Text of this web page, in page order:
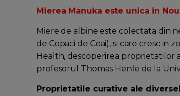
Mierea Manuka este unica in
Miere de albine este colectata din
de Copaci de Ceai), si care cresc
Health, descoperirea
profesorul Thomas Henle de la
Proprietatile curative ale